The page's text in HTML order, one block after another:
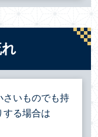
さいものでも持
する場合は